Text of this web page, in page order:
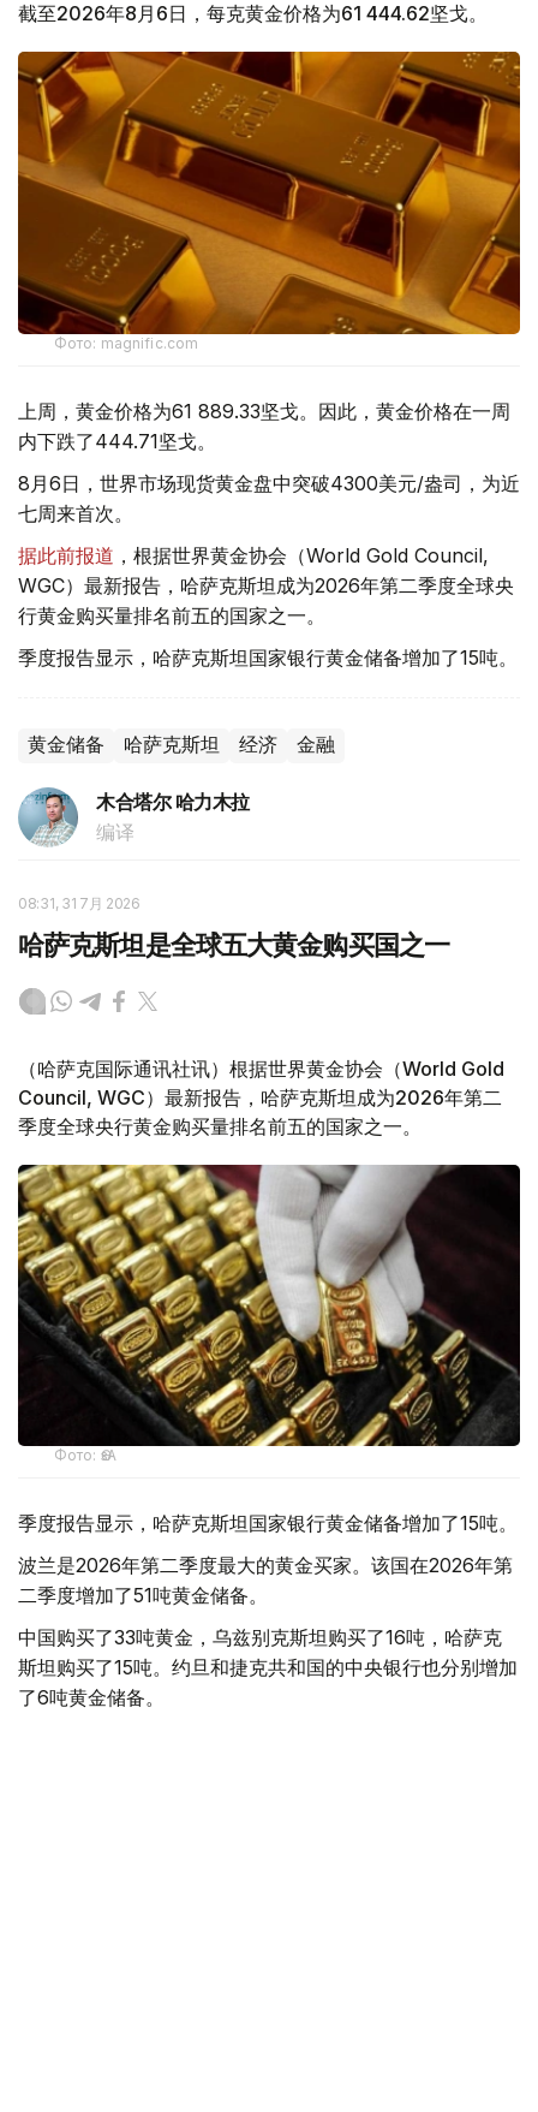
截至2026年8月6日，每克黄金价格为61 444.62坚戈。
Фото: magnific.com
上周，黄金价格为61 889.33坚戈。因此，黄金价格在一周
内下跌了444.71坚戈。
8月6日，世界市场现货黄金盘中突破4300美元/盎司，为近
七周来首次。
据此前报道 ，根据世界黄金协会（World Gold Council,
WGC）最新报告，哈萨克斯坦成为2026年第二季度全球央
行黄金购买量排名前五的国家之一。
季度报告显示，哈萨克斯坦国家银行黄金储备增加了15吨。
黄金储备 哈萨克斯坦 经济 金融
木合塔尔 哈力木拉
编译
08:31, 31 7月 2026
哈萨克斯坦是全球五大黄金购买国之一
（哈萨克国际通讯社讯）根据世界黄金协会（World Gold
Council, WGC）最新报告，哈萨克斯坦成为2026年第二
季度全球央行黄金购买量排名前五的国家之一。
Фото: ӨзА
季度报告显示，哈萨克斯坦国家银行黄金储备增加了15吨。
波兰是2026年第二季度最大的黄金买家。该国在2026年第
二季度增加了51吨黄金储备。
中国购买了33吨黄金，乌兹别克斯坦购买了16吨，哈萨克
斯坦购买了15吨。约旦和捷克共和国的中央银行也分别增加
了6吨黄金储备。